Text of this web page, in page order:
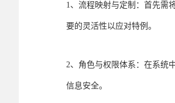
1、流程映射与定制：首先需
要的灵活性以应对特例。
2、角色与权限体系：在系统
信息安全。